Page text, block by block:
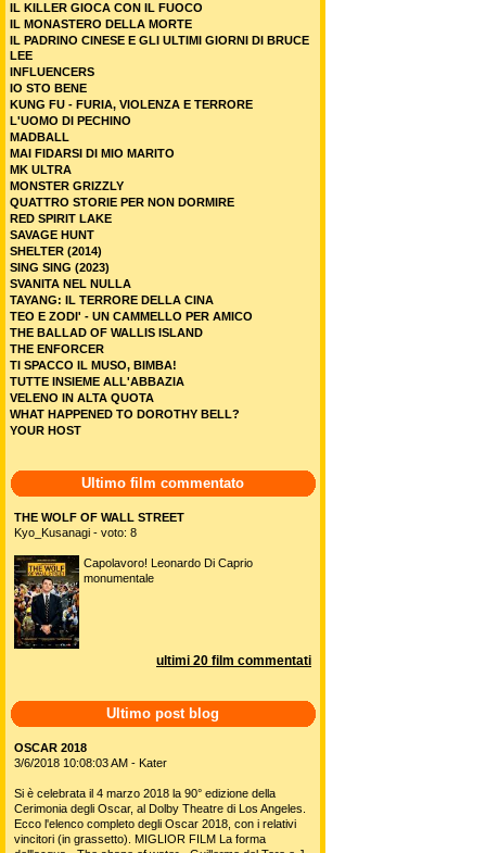
IL KILLER GIOCA CON IL FUOCO
IL MONASTERO DELLA MORTE
IL PADRINO CINESE E GLI ULTIMI GIORNI DI BRUCE
LEE
INFLUENCERS
IO STO BENE
KUNG FU - FURIA, VIOLENZA E TERRORE
L'UOMO DI PECHINO
MADBALL
MAI FIDARSI DI MIO MARITO
MK ULTRA
MONSTER GRIZZLY
QUATTRO STORIE PER NON DORMIRE
RED SPIRIT LAKE
SAVAGE HUNT
SHELTER (2014)
SING SING (2023)
SVANITA NEL NULLA
TAYANG: IL TERRORE DELLA CINA
TEO E ZODI' - UN CAMMELLO PER AMICO
THE BALLAD OF WALLIS ISLAND
THE ENFORCER
TI SPACCO IL MUSO, BIMBA!
TUTTE INSIEME ALL'ABBAZIA
VELENO IN ALTA QUOTA
WHAT HAPPENED TO DOROTHY BELL?
YOUR HOST
Ultimo film commentato
THE WOLF OF WALL STREET
Kyo_Kusanagi - voto: 8
Capolavoro! Leonardo Di Caprio
monumentale
ultimi 20 film commentati
Ultimo post blog
OSCAR 2018
3/6/2018 10:08:03 AM - Kater
Si è celebrata il 4 marzo 2018 la 90° edizione della
Cerimonia degli Oscar, al Dolby Theatre di Los Angeles.
Ecco l'elenco completo degli Oscar 2018, con i relativi
vincitori (in grassetto). MIGLIOR FILM La forma